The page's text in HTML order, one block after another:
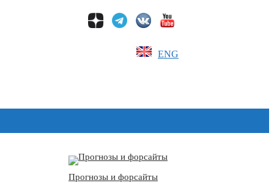
ENG
Прогнозы и форсайты